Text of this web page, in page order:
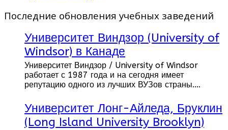
Последние обновления учебных заведений
Университет Виндзор (University of
Windsor) в Канаде
Университет Виндзор / University of Windsor
работает с 1987 года и на сегодня имеет
репутацию одного из лучших ВУЗов страны.…
Университет Лонг-Айледа, Бруклин
(Long Island University Brooklyn)